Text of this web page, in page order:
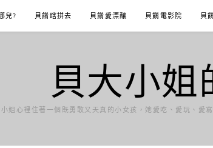
兒? 貝餚瞎拼去 貝餚愛漂釀 貝餚電影院 貝
貝大小姐
小姐心裡住著一個既勇敢又天真的小女孩，她愛吃、愛玩、愛